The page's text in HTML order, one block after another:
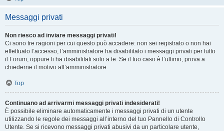
Messaggi privati
Non riesco ad inviare messaggi privati!
Ci sono tre ragioni per cui questo può accadere: non sei registrato o non hai
effettuato l’accesso, l’amministratore ha disabilitato i messaggi privati per tutto
il Forum, oppure li ha disabilitati solo a te. Se il tuo caso è l’ultimo, prova a
chiederne il motivo all’amministratore.
Top
Continuano ad arrivarmi messaggi privati indesiderati!
È possibile eliminare automaticamente i messaggi privati ​​di un utente
utilizzando le regole dei messaggi all’interno del tuo Pannello di Controllo
Utente. Se si ricevono messaggi privati ​​abusivi da un particolare utente,